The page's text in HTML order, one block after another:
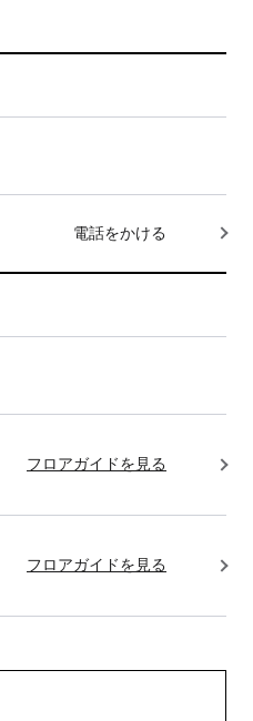
電話をかける
フロアガイドを見る
フロアガイドを見る